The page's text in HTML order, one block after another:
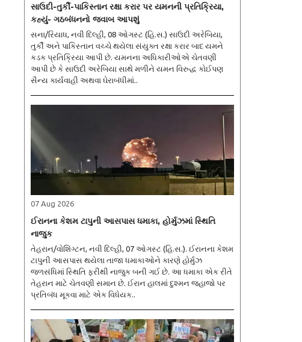
સાઉદી-તુર્કી-પાકિસ્તાન રક્ષા કરાર પર યમનની પ્રતિક્રિયા,
કહ્યું- ગઠબંધનનો જવાબ આપશું
સના/રિયાધ, નવી દિલ્હી, 08 ઓગસ્ટ (હિ.સ.) સાઉદી અરેબિયા,
તુર્કી અને પાકિસ્તાન વચ્ચે થયેલા સંયુક્ત રક્ષા કરાર બાદ યમને
કડક પ્રતિક્રિયા આપી છે. યમનના અધિકારીઓએ ચેતવણી
આપી છે કે સાઉદી અરેબિયા સાથે મળીને યમન વિરુદ્ધ કોઈપણ
સૈન્ય કાર્યવાહી અથવા ઘેરાબંધીમાં..
07 Aug 2026
ઈરાનના કેશમ ટાપુની આસપાસ ધમાકા, હોર્મુઝમાં સ્થિતિ
નાજુક
તેહરાન/વોશિંગ્ટન, નવી દિલ્હી, 07 ઓગસ્ટ (હિ.સ.). ઈરાનના કેશમ
ટાપુની આસપાસ થયેલા તાજા ધમાકાઓને કારણે હોર્મુઝ
જળસંધિમાં સ્થિતિ ફરીથી નાજુક બની ગઈ છે. આ ધમાકા એક રીતે
તેહરાન માટે ચેતવણી સમાન છે. ઈરાન હાલમાં દુશ્મન જહાજો પર
પ્રતિબંધ મૂકવા માટે એક વિધેયક..